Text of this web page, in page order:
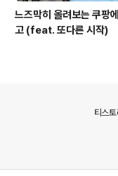
느즈막히 올려보는 쿠팡
고 (feat. 또다른 시작)
티스토